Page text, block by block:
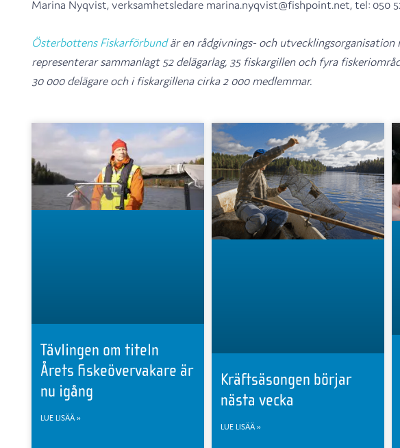
Marina Nyqvist, verksamhetsledare marina.nyqvist@fishpoint.net, tel: 050
Österbottens Fiskarförbundär en rådgivnings- och utvecklingsorganisation
representerar sammanlagt 52 delägarlag, 35 fiskargillen och fyra
30 000 delägare och i fiskargillena cirka 2 000 medlemmar.
Tävlingen om titeln
Årets fiskeövervakare är
nu igång
LUE LISÄÄ »
Kräftsäsongen börjar
nästa vecka
LUE LISÄÄ »